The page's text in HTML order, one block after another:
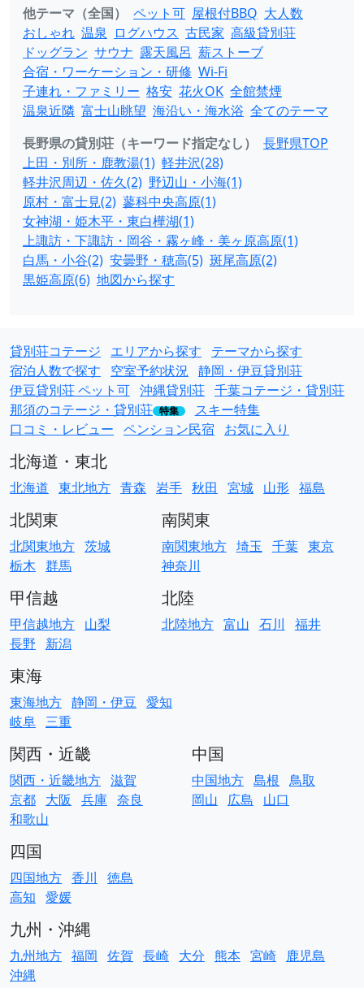
他テーマ（全国）
ペット可 屋根付BBQ 大人数
おしゃれ 温泉 ログハウス 古民家 高級貸別荘
ドッグラン サウナ 露天風呂 薪ストーブ
合宿・ワーケーション・研修 Wi-Fi
子連れ・ファミリー 格安 花火OK 全館禁煙
温泉近隣 富士山眺望 海沿い・海水浴 全てのテーマ
長野県の貸別荘（キーワード指定なし）
長野県TOP
上田・別所・鹿教湯(1) 軽井沢(28)
軽井沢周辺・佐久(2) 野辺山・小海(1)
原村・富士見(2) 蓼科中央高原(1)
女神湖・姫木平・東白樺湖(1)
上諏訪・下諏訪・岡谷・霧ヶ峰・美ヶ原高原(1)
白馬・小谷(2) 安曇野・穂高(5) 斑尾高原(2)
黒姫高原(6) 地図から探す
貸別荘コテージ エリアから探す
テーマから探す
宿泊人数で探す
空室予約状況 静岡・伊豆貸別荘
伊豆貸別荘 ペット可 沖縄貸別荘 千葉コテージ・貸別荘
那須のコテージ・貸別荘 特集
スキー特集
口コミ・レビュー ペンション民宿 お気に入り
北海道・東北
北海道 東北地方 青森 岩手 秋田 宮城 山形 福島
北関東
北関東地方 茨城
栃木 群馬
南関東
南関東地方 埼玉 千葉 東京
神奈川
甲信越
甲信越地方 山梨
長野
新潟
北陸
北陸地方 富山 石川 福井
東海
東海地方 静岡・伊豆 愛知
岐阜 三重
関西・近畿
関西・近畿地方 滋賀
京都 大阪 兵庫 奈良
和歌山
中国
中国地方 島根 鳥取
岡山
広島 山口
四国
四国地方 香川
徳島
高知 愛媛
九州・沖縄
九州地方 福岡 佐賀 長崎 大分 熊本 宮崎
鹿児島
沖縄